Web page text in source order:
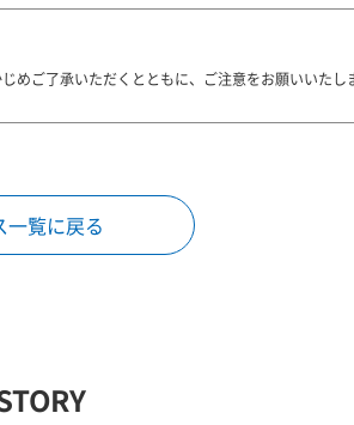
ご了承いただくとともに、ご注意をお願いいたし
一覧に戻る